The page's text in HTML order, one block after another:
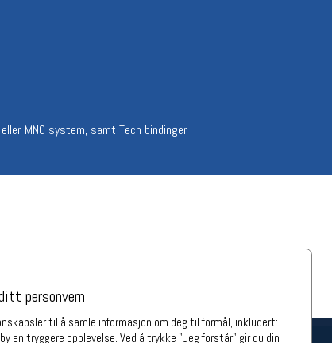
MNC system, samt Tech bindinger
personvern
til å samle informasjon om deg til formål, inkludert:
en tryggere opplevelse. Ved å trykke "Jeg forstår" gir du din